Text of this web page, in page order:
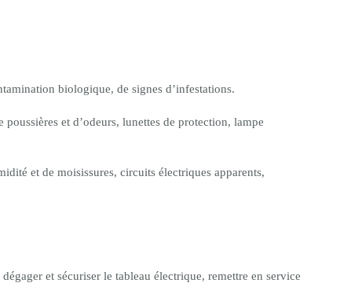
biologique, de signes d’infestations.
et d’odeurs, lunettes de protection, lampe
et de moisissures, circuits électriques apparents,
et sécuriser le tableau électrique, remettre en service